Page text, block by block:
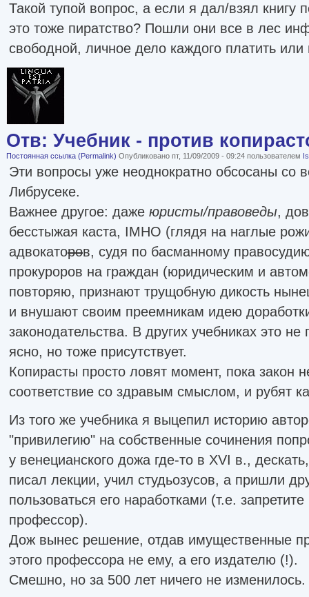
Такой тупой вопрос, а если я дал/взял книгу
это тоже пиратство? Пошли они все в лес
свободной, личное дело каждого платить или
Отв: Учебник - против
Постоянная ссылка (Permalink) Опубликовано пт, 11/09/2009 - 09:24 пользователем
Эти вопросы уже неоднократно обсосаны со
Либрусеке.
Важнее другое: даже юристы/правоведы,
бесстыжая каста, IMHO (глядя на наглые
адвокаторов, судя по басманному
прокуроров на граждан (юридическим и
повторяю, признают трущобную дикость
и внушают своим преемникам идею
законодательства. В других учебниках это не
ясно, но тоже присутствует.
Копирасты просто ловят момент, пока закон
соответствие со здравым смыслом, и рубят
Из того же учебника я выцепил историю
"привилегию" на собственные сочинения
у венецианского дожа где-то в XVI в.,
писал лекции, учил студьозусов, а пришли
пользоваться его наработками (т.е.
профессор).
Дож вынес решение, отдав имущественные
этого профессора не ему, а его издателю (!).
Смешно, но за 500 лет ничего не изменилось.